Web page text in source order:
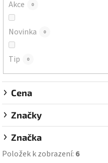
Akce 0
Novinka 0
Tip 0
Cena
Značky
Značka
Položek k zobrazení: 6